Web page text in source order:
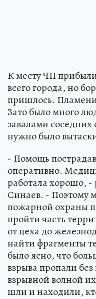
К месту ЧП
всего города, но
пришлось.
Зато было много
завалами
нужно было
- Помощь
оперативно.
работала хорошо, -
Синаев. - Поэтому
пожарной охраны
пройти часть
от цеха до
найти фрагменты
было ясно, что
взрыва пропали
взрывной волной
шли и находили,